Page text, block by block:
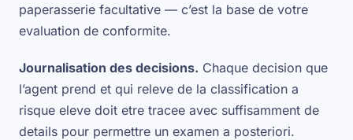
paperasserie facultative — c’est la base de votre
evaluation de conformite.
Journalisation des decisions. Chaque decision que
l’agent prend et qui releve de la classification a
risque eleve doit etre tracee avec suffisamment de
details pour permettre un examen a posteriori.